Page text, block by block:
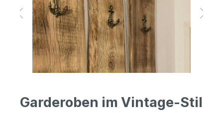
Garderoben im Vintage-Stil